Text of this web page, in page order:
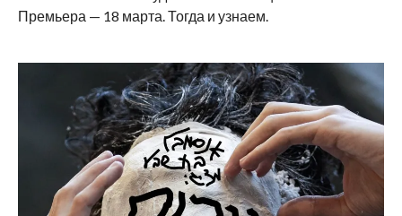
Премьера — 18 марта. Тогда и узнаем.